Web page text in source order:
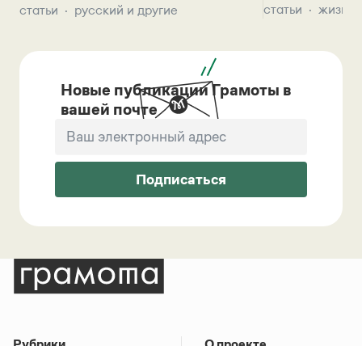
статьи русский и другие статьи жизнь
Новые публикации Грамоты в
вашей почте
Подписаться